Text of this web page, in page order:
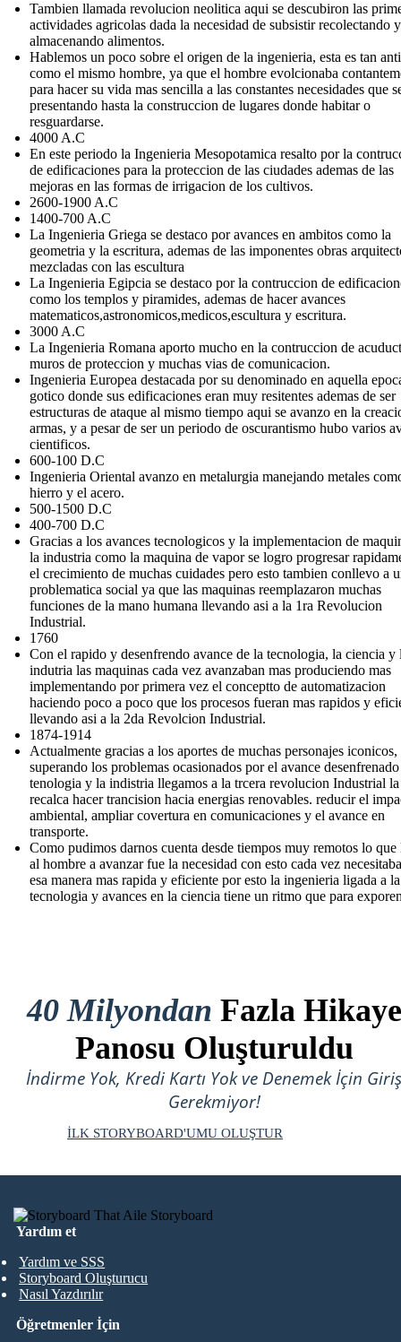
Tambien llamada revolucion neolitica aqui se descubiron las
actividades agricolas dada la necesidad de subsistir recolectando y
almacenando alimentos.
Hablemos un poco sobre el origen de la ingenieria, esta es tan
como el mismo hombre, ya que el hombre evolcionaba
para hacer su vida mas sencilla a las constantes necesidades que
presentando hasta la construccion de lugares donde habitar o
resguardarse.
4000 A.C
En este periodo la Ingenieria Mesopotamica resalto por la
de edificaciones para la proteccion de las ciudades ademas de las
mejoras en las formas de irrigacion de los cultivos.
2600-1900 A.C
1400-700 A.C
La Ingenieria Griega se destaco por avances en ambitos como la
geometria y la escritura, ademas de las imponentes obras
mezcladas con las escultura
La Ingenieria Egipcia se destaco por la contruccion de
como los templos y piramides, ademas de hacer avances
matematicos,astronomicos,medicos,escultura y escritura.
3000 A.C
La Ingenieria Romana aporto mucho en la contruccion de
muros de proteccion y muchas vias de comunicacion.
Ingenieria Europea destacada por su denominado en aquella
gotico donde sus edificaciones eran muy resitentes ademas de ser
estructuras de ataque al mismo tiempo aqui se avanzo en la
armas, y a pesar de ser un periodo de oscurantismo hubo varios
cientificos.
600-100 D.C
Ingenieria Oriental avanzo en metalurgia manejando metales
hierro y el acero.
500-1500 D.C
400-700 D.C
Gracias a los avances tecnologicos y la implementacion de
la industria como la maquina de vapor se logro progresar
el crecimiento de muchas cuidades pero esto tambien conllevo a
problematica social ya que las maquinas reemplazaron muchas
funciones de la mano humana llevando asi a la 1ra Revolucion
Industrial.
1760
Con el rapido y desenfrendo avance de la tecnologia, la ciencia y
indutria las maquinas cada vez avanzaban mas produciendo mas
implementando por primera vez el conceptto de automatizacion
haciendo poco a poco que los procesos fueran mas rapidos y
llevando asi a la 2da Revolcion Industrial.
1874-1914
Actualmente gracias a los aportes de muchas personajes iconicos,
superando los problemas ocasionados por el avance
tenologia y la indistria llegamos a la trcera revolucion Industrial
recalca hacer trancision hacia energias renovables. reducir el
ambiental, ampliar covertura en comunicaciones y el avance en
transporte.
Como pudimos darnos cuenta desde tiempos muy remotos lo
al hombre a avanzar fue la necesidad con esto cada vez
esa manera mas rapida y eficiente por esto la ingenieria ligada a la
tecnologia y avances en la ciencia tiene un ritmo que para
40 Milyondan Fazla Hikaye
Panosu Oluşturuldu
İndirme Yok, Kredi Kartı Yok ve Denemek İçin Giriş
Gerekmiyor!
İLK STORYBOARD'UMU OLUŞTUR
Yardım et
Yardım ve SSS
Storyboard Oluşturucu
Nasıl Yazdırılır
Öğretmenler İçin